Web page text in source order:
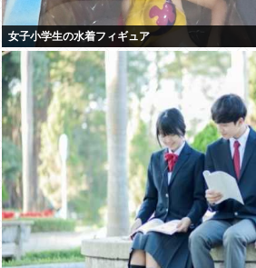
女子小学生の水着フィギュア